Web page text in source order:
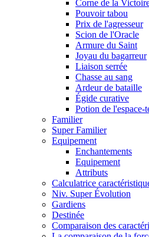
Corne de la
Pouvoir tabou
Prix de l'agresseur
Scion de l'Oracle
Armure du Saint
Joyau du bagarreur
Liaison serrée
Chasse au sang
Ardeur de bataille
Égide curative
Potion de l'espace-
Familier
Super Familier
Equipement
Enchantements
Equipement
Attributs
Calculatrice
Niv. Super Évolution
Gardiens
Destinée
Comparaison des